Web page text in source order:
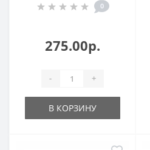
0
275.00р.
- +
В КОРЗИНУ